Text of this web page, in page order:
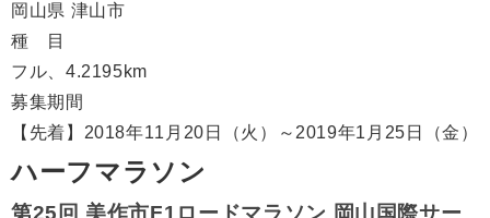
岡山県 津山市
種 目
フル、4.2195km
募集期間
【先着】2018年11月20日（火）～2019年1月25日（金）
ハーフマラソン
第25回 美作市F1ロードマラソン 岡山国際サー